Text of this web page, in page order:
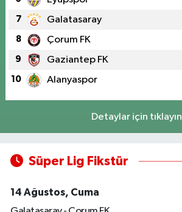
7 Galatasaray
8 Çorum FK
9 Gaziantep FK
10 Alanyaspor
Detaylar için tıklayın
Süper Lig Fikstür
14 Ağustos, Cuma